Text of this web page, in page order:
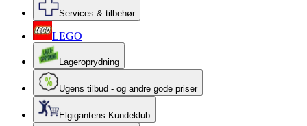
Services & tilbehør
LEGO
Lageroprydning
Ugens tilbud - og andre gode priser
Elgigantens Kundeklub